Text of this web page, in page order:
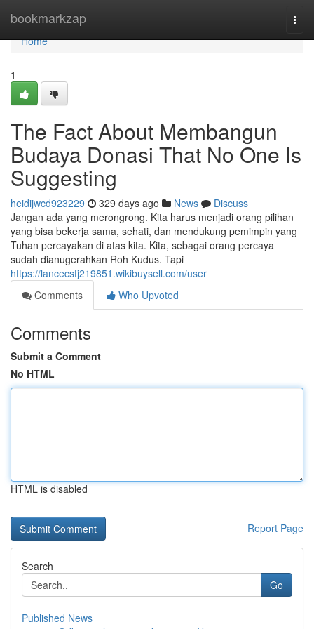
bookmarkzap
Home
Home
1
The Fact About Membangun
Budaya Donasi That No One Is
Suggesting
heidijwcd923229 329 days ago News
Discuss
Jangan ada yang merongrong. Kita harus menjadi orang pilihan
yang bisa bekerja sama, sehati, dan mendukung pemimpin yang
Tuhan percayakan di atas kita. Kita, sebagai orang percaya
sudah dianugerahkan Roh Kudus. Tapi
https://lancecstj219851.wikibuysell.com/user
Comments
Who Upvoted
Comments
Submit a Comment
No HTML
HTML is disabled
Report Page
Search
Go
Published News